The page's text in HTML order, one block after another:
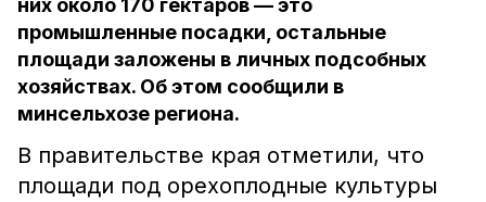
них около 170 гектаров — это
промышленные посадки, остальные
площади заложены в личных подсобных
хозяйствах. Об этом сообщили в
минсельхозе региона.
В правительстве края отметили, что
площади под орехоплодные культуры